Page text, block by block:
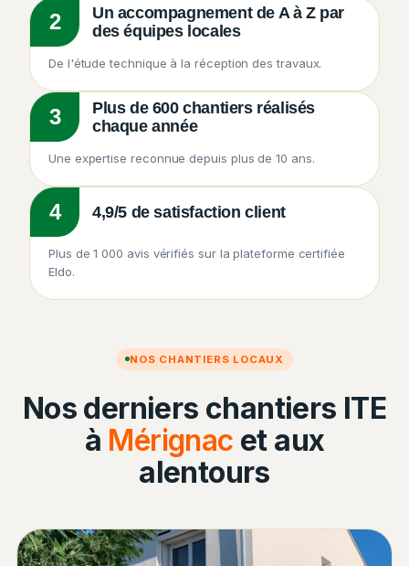
2
Un accompagnement de A à Z par
des équipes locales
De l'étude technique à la réception des travaux.
3
Plus de 600 chantiers réalisés
chaque année
Une expertise reconnue depuis plus de 10 ans.
4 4,9/5 de satisfaction client
Plus de 1 000 avis vérifiés sur la plateforme certifiée
Eldo.
NOS CHANTIERS LOCAUX
Nos derniers chantiers ITE
à Mérignac et aux
alentours